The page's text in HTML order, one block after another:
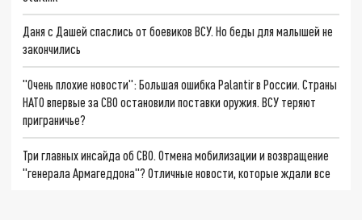
Даня с Дашей спаслись от боевиков ВСУ. Но беды для малышей не
закончились
"Очень плохие новости": Большая ошибка Palantir в России. Страны
НАТО впервые за СВО остановили поставки оружия. ВСУ теряют
приграничье?
Три главных инсайда об СВО. Отмена мобилизации и возвращение
"генерала Армагеддона"? Отличные новости, которые ждали все